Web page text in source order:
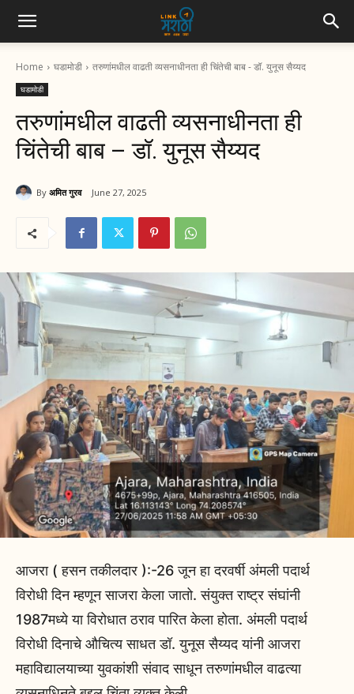
Home घडामोडी तरुणांमधील वाढती व्यसनाधीनता ही चिंतेची बाब - डॉ. युनूस सैय्यद
घडामोडी
तरुणांमधील वाढती व्यसनाधीनता ही
चिंतेची बाब – डॉ. युनूस सैय्यद
By अमित गुरव June 27, 2025
आजरा ( हसन तकीलदार ):-26 जून हा दरवर्षी अंमली पदार्थ
विरोधी दिन म्हणून साजरा केला जातो. संयुक्त राष्ट्र संघांनी
1987मध्ये या विरोधात ठराव पारित केला होता. अंमली पदार्थ
विरोधी दिनाचे औचित्य साधत डॉ. युनूस सैय्यद यांनी आजरा
महाविद्यालयाच्या युवकांशी संवाद साधून तरुणांमधील वाढत्या